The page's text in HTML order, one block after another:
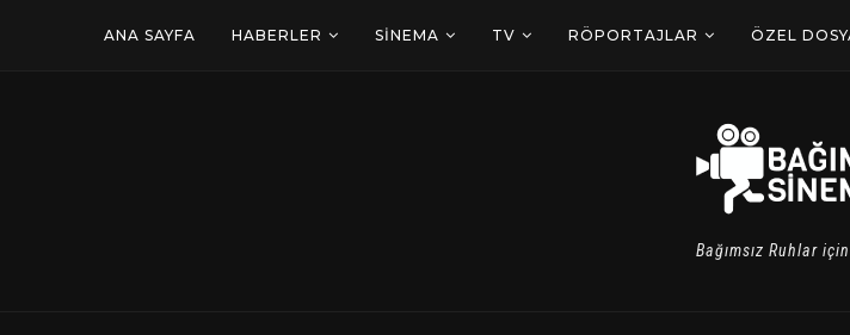
ANA SAYFA HABERLER SINEMA TV RÖPORTAJLAR ÖZEL
Bağımsız Ruhlar